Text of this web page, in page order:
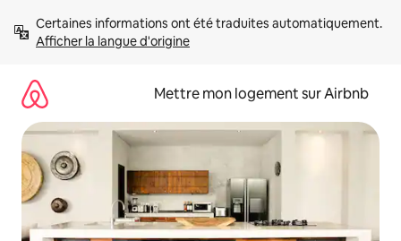
directement
Afficher la langue d'origine
Mettre mon logement sur Airbnb